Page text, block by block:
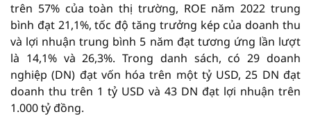
trên 57% của toàn thị trường, ROE năm 2022 trung
bình đạt 21,1%, tốc độ tăng trưởng kép của doanh thu
và lợi nhuận trung bình 5 năm đạt tương ứng lần lượt
là 14,1% và 26,3%. Trong danh sách, có 29 doanh
nghiệp (DN) đạt vốn hóa trên một tỷ USD, 25 DN đạt
doanh thu trên 1 tỷ USD và 43 DN đạt lợi nhuận trên
1.000 tỷ đồng.